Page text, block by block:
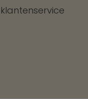
klantenservice